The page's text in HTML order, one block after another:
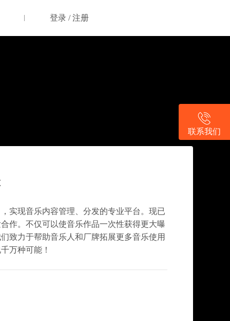
登录 / 注册
音乐新场景
实现音乐内容管理、分发的专业平台。现已
作。不仅可以使音乐作品一次性获得更大曝
致力于帮助音乐人和厂牌拓展更多音乐使用
万种可能！
联系我们